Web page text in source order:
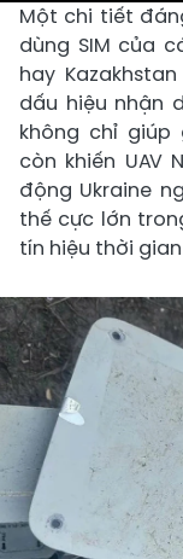
Một chi tiết
dùng SIM của
hay
dấu hiệu nhận
không chỉ
còn khiến UAV
động Ukraine
thế cực lớn
tín hiệu thời